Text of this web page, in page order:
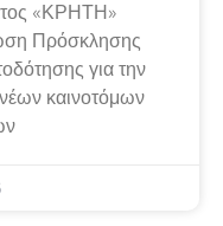
«ΚΡΗΤΗ»
Πρόσκλησης
για την
καινοτόμων